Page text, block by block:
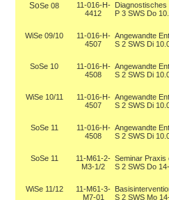
SoSe 08
11-016-H-
4412
P 3 SWS Do
WiSe 09/10
11-016-H-
4507
Angewandte
S 2 SWS Di
SoSe 10
11-016-H-
4508
Angewandte
S 2 SWS Di
WiSe 10/11
11-016-H-
4507
Angewandte
S 2 SWS Di
SoSe 11
11-016-H-
4508
Angewandte
S 2 SWS Di
SoSe 11
11-M61-2-
M3-1/2
Seminar Praxis
S 2 SWS Do
WiSe 11/12
11-M61-3-
M7-01
S 2 SWS Mo